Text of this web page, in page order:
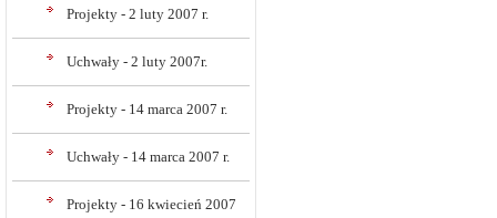
Projekty - 2 luty 2007 r.
Uchwały - 2 luty 2007r.
Projekty - 14 marca 2007 r.
Uchwały - 14 marca 2007 r.
Projekty - 16 kwiecień 2007